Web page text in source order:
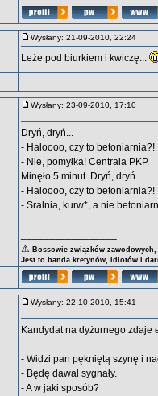
Wysłany: 21-09-2010, 22:24
Leże pod biurkiem i kwiczę...
Wysłany: 23-09-2010, 17:10
Dryń, dryń...
- Haloooo, czy to betoniarnia?!
- Nie, pomyłka! Centrala PKP.
Minęło 5 minut. Dryń, dryń...
- Haloooo, czy to betoniarnia?!
- Sralnia, kurw*, a nie
⚠ Bossowie związków
Jest to banda kretynów, idiotów i
Wysłany: 22-10-2010, 15:41
Kandydat na dyżurnego zdaje
- Widzi pan pękniętą szynę i
- Będę dawał sygnały.
- A w jaki sposób?